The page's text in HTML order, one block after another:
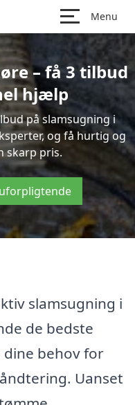
Menu
– få 3 tilbud
hjælp
på slamsugning i
og få hurtig og
skarp pris.
slamsugning i
de bedste
behov for
Uanset